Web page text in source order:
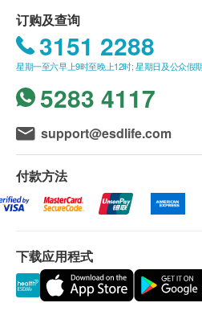
服用方法
口服。每日两次， 每次一粒。
成份
茯苓提取物、干姜提取物、
物、白芷提取物、黄芪提取物
提取物、大枣提取物、葡萄
桃浓缩粉、植物乳杆菌
运费。
我们将于确定订单后3-5个
不排除运送时间会因节日
风讯号悬挂或黑色暴雨警
将会延迟。
所有订单须视乎相关货品
认。 倘若健康网购
单上的货品，健康网购
受该订单，并且会于送货
客再作安排。
保用：
货品质量保证，于顾客收
应最少有9个月或以上。
订购及查询
3151 2288
星期一至六早上9时至晚上12时; 星期日及公众假
5283 4117
support@esdlife.com
付款方法
下载应用程式